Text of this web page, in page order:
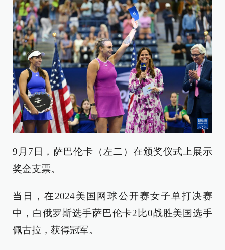
9月7日，萨巴伦卡（左二）在颁奖仪式上展示
奖金支票。
当日，在2024美国网球公开赛女子单打决赛
中，白俄罗斯选手萨巴伦卡2比0战胜美国选手
佩古拉，获得冠军。